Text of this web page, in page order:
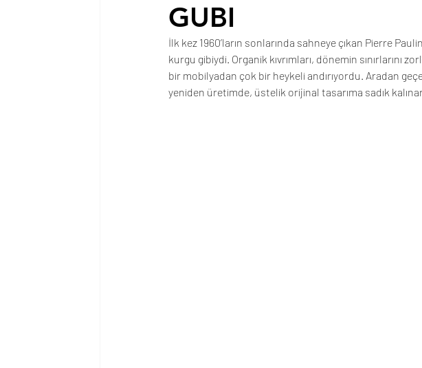
GUBI
İlk kez 1960’ların sonlarında sahneye çıkan Pierre
kurgu gibiydi. Organik kıvrımları, dönemin sınırlarını
bir mobilyadan çok bir heykeli andırıyordu. Aradan
yeniden üretimde, üstelik orijinal tasarıma sadık